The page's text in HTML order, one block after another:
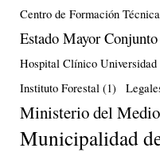
Centro de Formación
Estado Mayor Conjunto
Hospital Clínico Universidad
Instituto Forestal (1)
Ministerio del
Municipalidad